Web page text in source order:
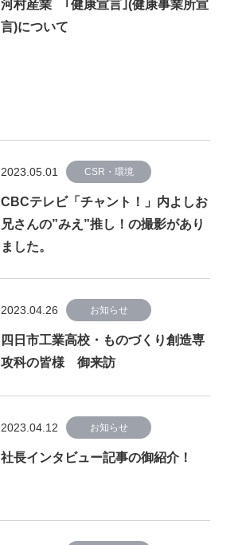
河村産業 ｢健康宣言｣(健康事業所宣
言)について
2023.05.01 CSR・環境
CBCテレビ「チャント！」内よしお
兄さんの”みえ”推し！の撮影があり
ました。
2023.04.26 お知らせ
四日市工業高校・ものづくり創造専
攻科の皆様 御来訪
2023.04.12 お知らせ
社長インタビュー記事の御紹介！